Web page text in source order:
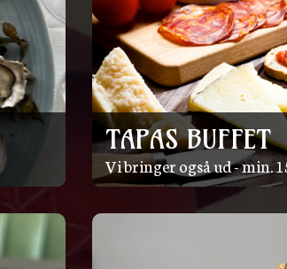
TAPAS BUFFET
Vi bringer også ud - min.